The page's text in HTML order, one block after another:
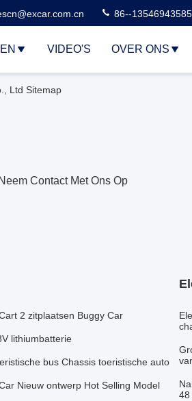
86--13546943585
VIDEO'S OVER ONS
Ltd Sitemap
Neem Contact Met Ons Op
2 zitplaatsen Buggy Car
lithiumbatterie
bus Chassis toeristische auto
Nieuw ontwerp Hot Selling Model
48